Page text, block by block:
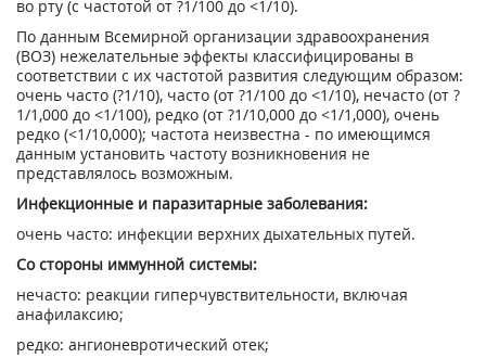
во рту (с частотой от ?1/100 до <1/10).
По данным Всемирной организации здравоохранения
(ВОЗ) нежелательные эффекты классифицированы в
соответствии с их частотой развития следующим образом:
очень часто (?1/10), часто (от ?1/100 до <1/10), нечасто (от ?
1/1,000 до <1/100), редко (от ?1/10,000 до <1/1,000), очень
редко (<1/10,000); частота неизвестна - по имеющимся
данным установить частоту возникновения не
представлялось возможным.
Инфекционные и паразитарные заболевания:
очень часто: инфекции верхних дыхательных путей.
Со стороны иммунной системы:
нечасто: реакции гиперчувствительности, включая
анафилаксию;
редко: ангионевротический отек;